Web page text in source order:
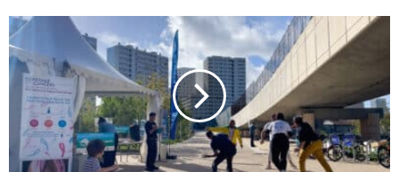
,
c
e
B
U
n
b
i
d